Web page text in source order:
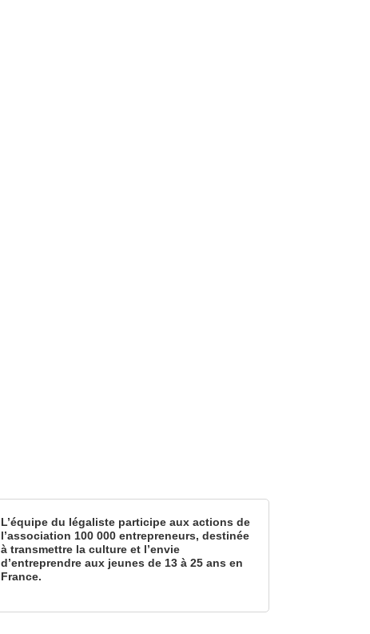
L’équipe du légaliste participe aux actions de
l’association 100 000 entrepreneurs, destinée
à transmettre la culture et l’envie
d’entreprendre aux jeunes de 13 à 25 ans en
France.